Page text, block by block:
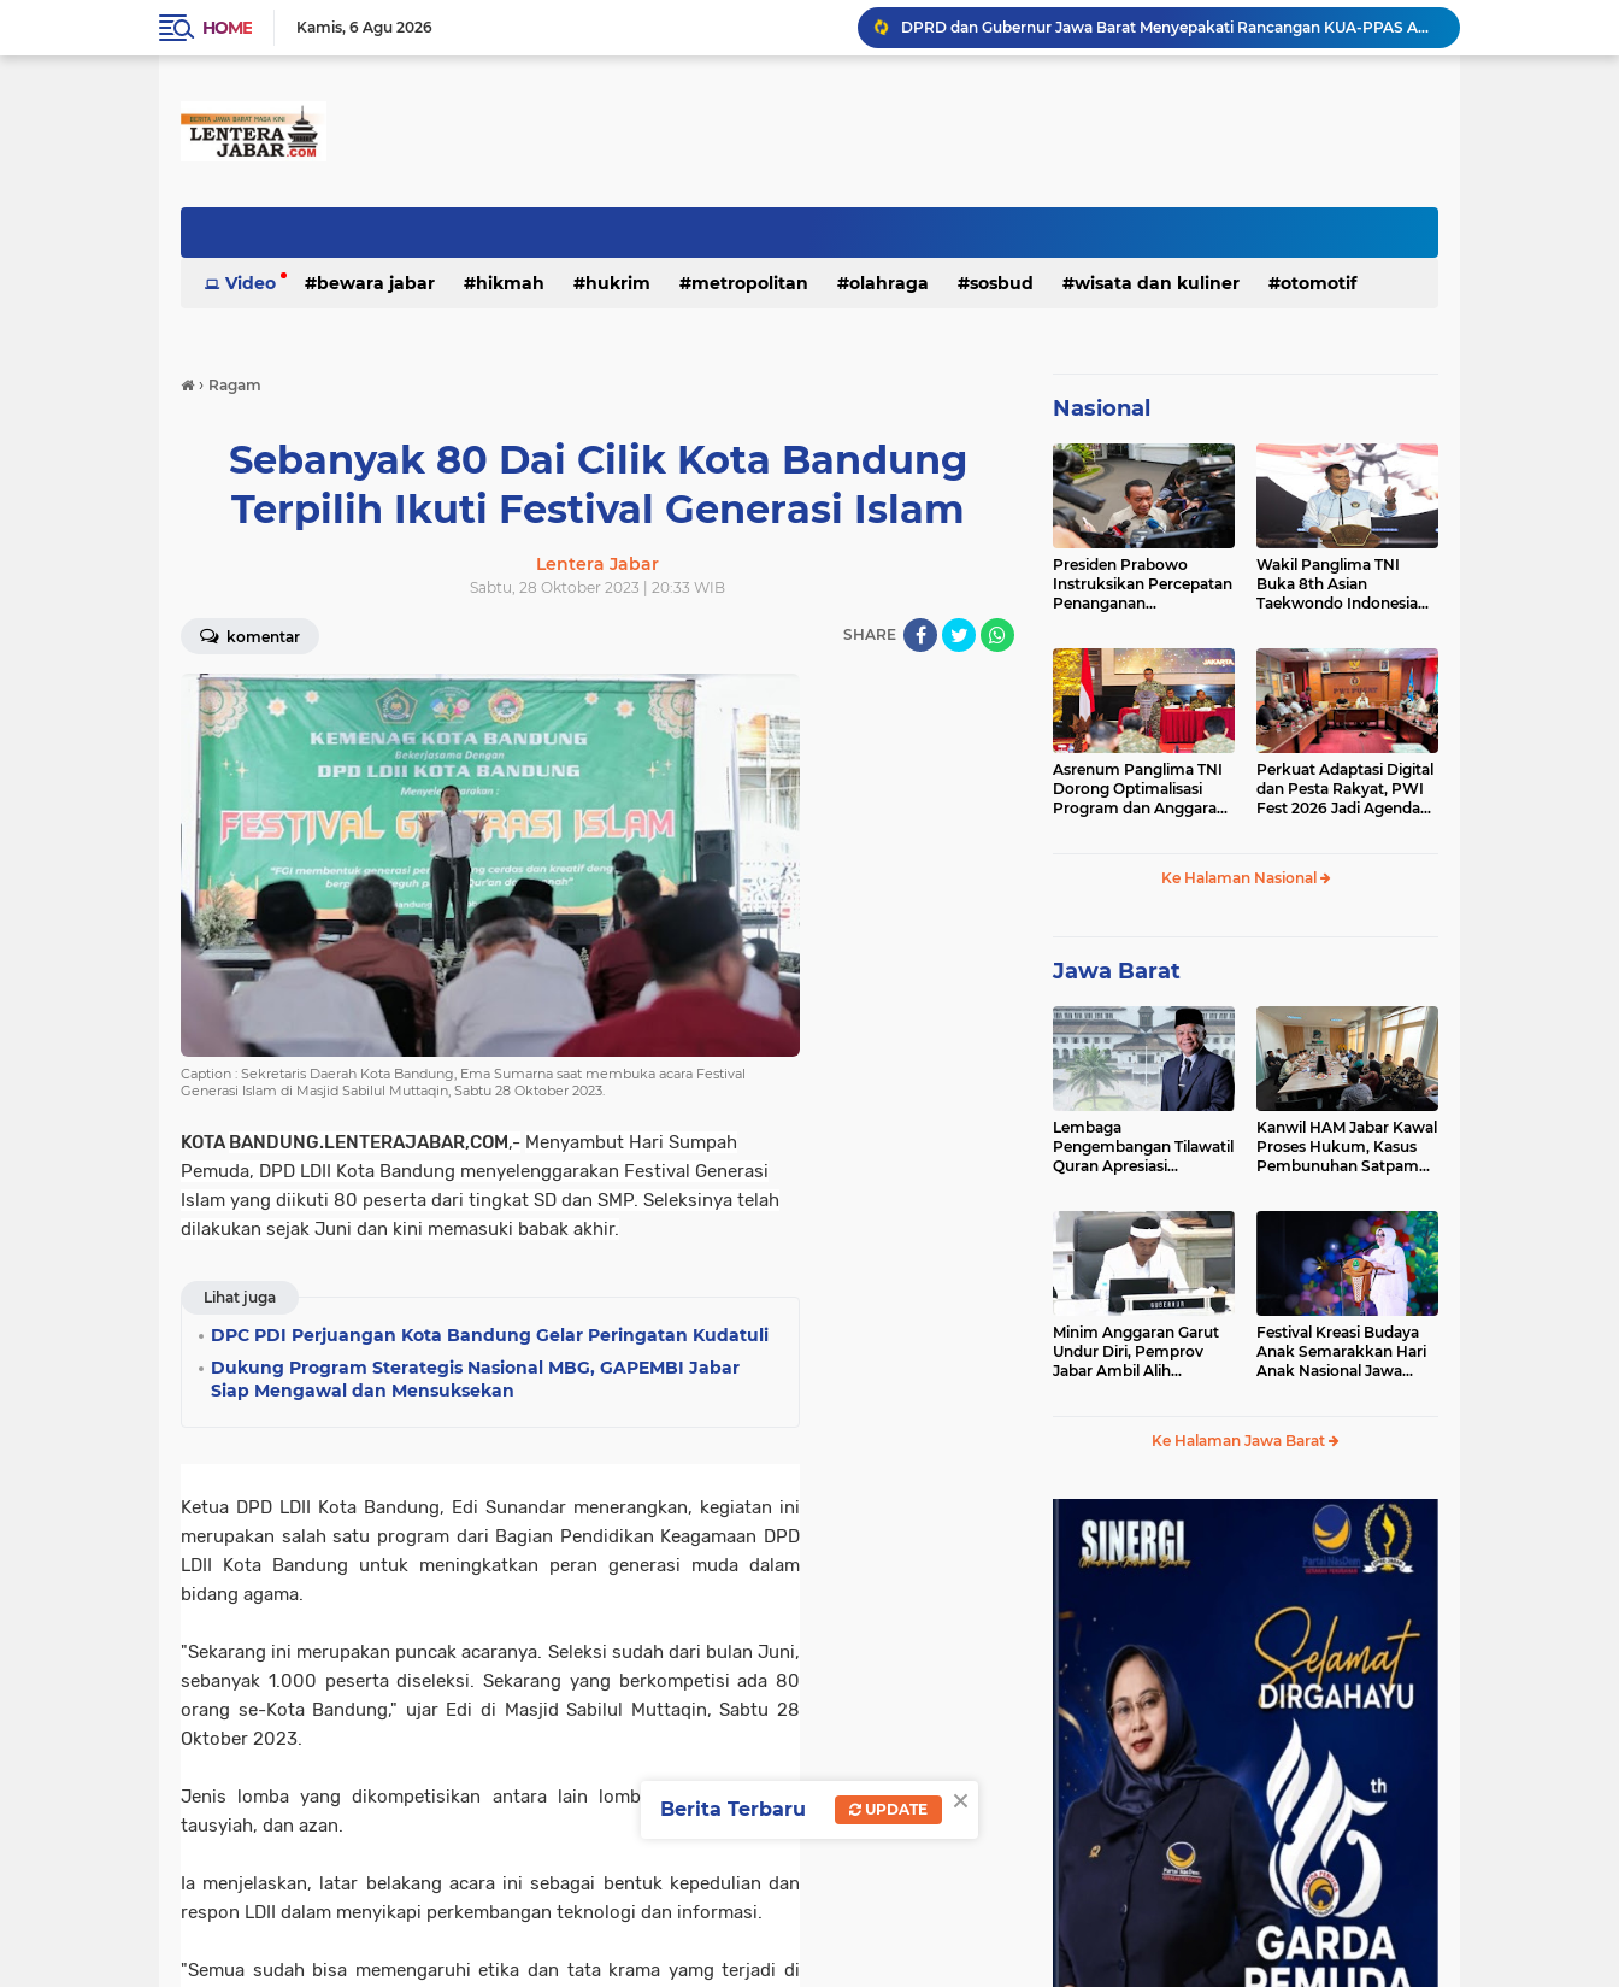
HOME Kamis 6 Agu 2026
Pemkot Siapkan 100 Armada Pengangkut Sampah Bila TPPAS Legok Nangka Beroperasi
Serda Muhammad Raihan Fadhila Raih Emas pada 8th Asian Taekwondo Indonesia Open Championship 2026
Menaker: ASN Kemnaker Harus Hadirkan Dampak Nyata bagi Masyarakat
Video bewara jabar hikmah hukrim metropolitan olahraga sosbud wisata dan kuliner otomotif
› Ragam
Sebanyak 80 Dai Cilik Kota Bandung
Terpilih Ikuti Festival Generasi Islam
Lentera Jabar
Sabtu, 28 Oktober 2023 | 20:33 WIB
komentar SHARE
Caption : Sekretaris Daerah Kota Bandung, Ema Sumarna saat membuka acara Festival
Generasi Islam di Masjid Sabilul Muttaqin, Sabtu 28 Oktober 2023.
KOTA BANDUNG.LENTERAJABAR,COM,- Menyambut Hari Sumpah
Pemuda, DPD LDII Kota Bandung menyelenggarakan Festival Generasi
Islam yang diikuti 80 peserta dari tingkat SD dan SMP. Seleksinya telah
dilakukan sejak Juni dan kini memasuki babak akhir.
Lihat juga
DPC PDI Perjuangan Kota Bandung Gelar Peringatan Kudatuli
Dukung Program Sterategis Nasional MBG, GAPEMBI Jabar
Siap Mengawal dan Mensuksekan
Ketua DPD LDII Kota Bandung, Edi Sunandar menerangkan, kegiatan ini
merupakan salah satu program dari Bagian Pendidikan Keagamaan DPD
LDII Kota Bandung untuk meningkatkan peran generasi muda dalam
bidang agama.
"Sekarang ini merupakan puncak acaranya. Seleksi sudah dari bulan Juni,
sebanyak 1.000 peserta diseleksi. Sekarang yang berkompetisi ada 80
orang se-Kota Bandung," ujar Edi di Masjid Sabilul Muttaqin, Sabtu 28
Oktober 2023.
Jenis lomba yang dikompetisikan antara lain lomba kaligrafi, tahfiz,
tausyiah, dan azan.
Ia menjelaskan, latar belakang acara ini sebagai bentuk kepedulian dan
respon LDII dalam menyikapi perkembangan teknologi dan informasi.
"Semua sudah bisa memengaruhi etika dan tata krama yamg terjadi di
Nasional
Presiden Prabowo
Instruksikan Percepatan
Penanganan
BBM
Wakil Panglima TNI
Buka 8th Asian
Taekwondo Indonesia
Asrenum Panglima TNI
Dorong Optimalisasi
Program dan Anggaran
Perkuat Adaptasi Digital
dan Pesta Rakyat, PWI
Fest 2026 Jadi Agenda
Ke Halaman Nasional
Jawa Barat
Lembaga
Pengembangan Tilawatil
Quran Apresiasi
Langsung MTQ Jabar
Kanwil HAM Jabar Kawal
Proses Hukum, Kasus
Pembunuhan Satpam
Minim Anggaran Garut
Undur Diri, Pemprov
Jabar Ambil Alih
Festival Kreasi Budaya
Anak Semarakkan Hari
Anak Nasional Jawa
Sunda
Ke Halaman Jawa Barat
×
Berita Terbaru UPDATE